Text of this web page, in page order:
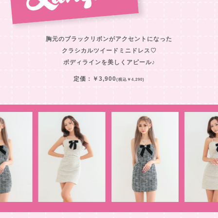
胸元のブラックリボンがアクセントになった
クラシカルツイードミニドレス♡
ボディラインを美しくアピール♪
定価：￥3,900(税込￥4,290)